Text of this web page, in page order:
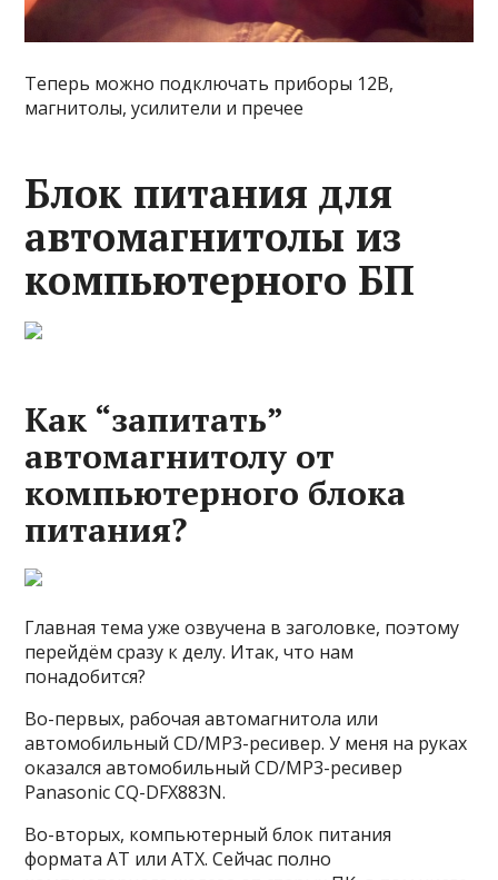
Теперь можно подключать приборы 12В,
магнитолы, усилители и пречее
Блок питания для
автомагнитолы из
компьютерного БП
Как “запитать”
автомагнитолу от
компьютерного блока
питания?
Главная тема уже озвучена в заголовке, поэтому
перейдём сразу к делу. Итак, что нам
понадобится?
Во-первых, рабочая автомагнитола или
автомобильный CD/MP3-ресивер. У меня на руках
оказался автомобильный CD/MP3-ресивер
Panasonic CQ-DFX883N.
Во-вторых, компьютерный блок питания
формата AT или ATX. Сейчас полно